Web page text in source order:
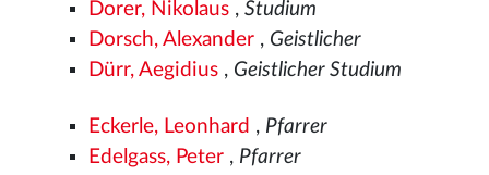
Dorer, Nikolaus ,Studium
Dorsch, Alexander , Geistlicher
Dürr, Aegidius , Geistlicher Studium
Eckerle, Leonhard , Pfarrer
Edelgass, Peter , Pfarrer